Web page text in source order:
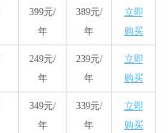
399元/
年
389元/
年
立即
购买
249元/
年
239元/
年
立即
购买
349元/
年
339元/
年
立即
购买